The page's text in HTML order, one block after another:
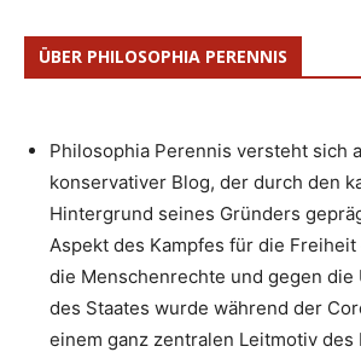
ÜBER PHILOSOPHIA PERENNIS
Philosophia Perennis versteht sich
konservativer Blog, der durch den
Hintergrund seines Gründers
Aspekt des Kampfes für die
die Menschenrechte und gegen
des Staates wurde während der
einem ganz zentralen Leitmotiv des